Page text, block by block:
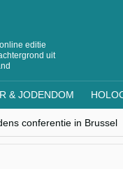
editie
uit
& JODENDOM
conferentie in Brussel
begrijpt”, Jinnih Beels